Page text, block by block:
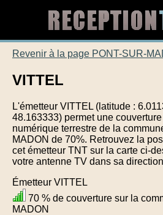
Revenir à la page PONT-SUR-
VITTEL
L'émetteur VITTEL (latitude :
48.163333) permet une
numérique terrestre de la
MADON de 70%. Retrouvez la
cet émetteur TNT sur la carte ci-
votre antenne TV dans sa
Émetteur VITTEL
70 % de couverture sur la
MADON